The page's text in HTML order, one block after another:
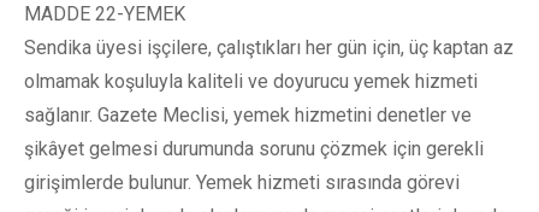
MADDE 22-YEMEK
Sendika üyesi işçilere, çalıştıkları her gün için, üç kaptan az
olmamak koşuluyla kaliteli ve doyurucu yemek hizmeti
sağlanır. Gazete Meclisi, yemek hizmetini denetler ve
şikâyet gelmesi durumunda sorunu çözmek için gerekli
girişimlerde bulunur. Yemek hizmeti sırasında görevi